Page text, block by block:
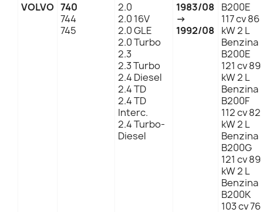
VOLVO 740
744
745
2.0
2.0 16V
2.0 GLE
2.0 Turbo
2.3
2.3 Turbo
2.4 Diesel
2.4 TD
2.4 TD
Interc.
2.4 Turbo-
Diesel
1983/08
→
1992/08
B200E
117 cv 86
kW 2 L
Benzina
B200E
121 cv 89
kW 2 L
Benzina
B200F
112 cv 82
kW 2 L
Benzina
B200G
121 cv 89
kW 2 L
Benzina
B200K
103 cv 76